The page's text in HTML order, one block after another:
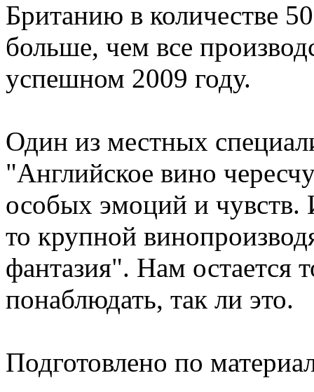
Британию в количестве
больше, чем все
успешном 2009 году.
Один из местных
"Английское вино
особых эмоций и чувств.
то крупной
фантазия". Нам остается
понаблюдать, так ли это.
Подготовлено по